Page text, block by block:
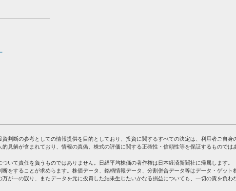
判断の参考としての情報提供を目的としており、投資に関するすべての決定は、利用者ご自身
見解が含まれており、情報の真偽、株式の評価に関する正確性・信頼性等を保証するものでは
いて責任を負うものではありません。日経平均株価の著作権は日本経済新聞社に帰属します。
をすることが求めらます。株価データ、銘柄情報データ、分割併合データ等はデータ・ゲット
が一の誤り、またデータを元に投資した結果生じたいかなる損益についても、一切の責を負わ